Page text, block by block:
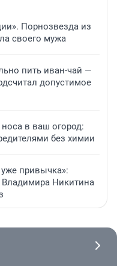
Порнозвезда из
своего мужа
пить иван-чай —
допустимое
в ваш огород:
без химии
привычка»:
Никитина